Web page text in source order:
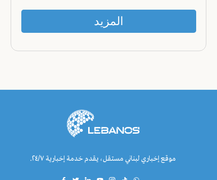
المزيد
موقع إخباري لبناني مستقل، يقدم خدمة إخبارية ٢٤/٧.